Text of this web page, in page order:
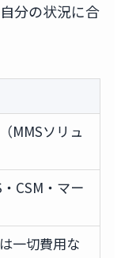
分の状況に合
MMSソリュ
CSM・マー
一切費用な